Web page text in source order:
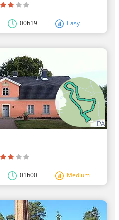
00h19 Easy
01h00 Medium